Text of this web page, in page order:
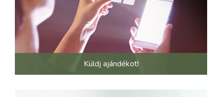
Küldj ajándékot!